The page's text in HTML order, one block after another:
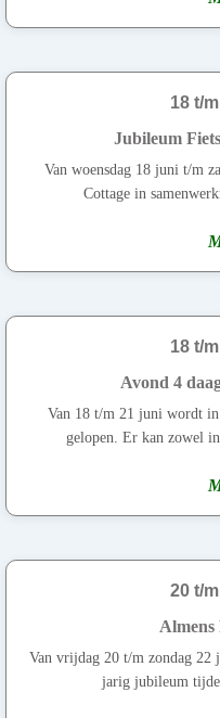
18 t/
Jubileum
Van woensdag 18 juni t/m
Cottage in
18 t/
Avond 4
Van 18 t/m 21 juni wordt
gelopen. Er kan zowel
20 t/
Almens
Van vrijdag 20 t/m zondag 22
jarig jubileum